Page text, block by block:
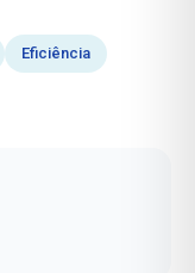
Eficiência